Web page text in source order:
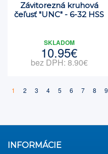
Závitorezná kruhová
čeľusť "UNC" - 6-32 HSS
SKLADOM
10.95€
bez DPH: 8.90€
1 2 3 4 5 6 7 8 9
INFORMÁCIE